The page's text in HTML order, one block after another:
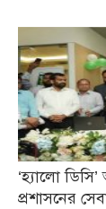
‘হ্যালো
প্রশাসনের